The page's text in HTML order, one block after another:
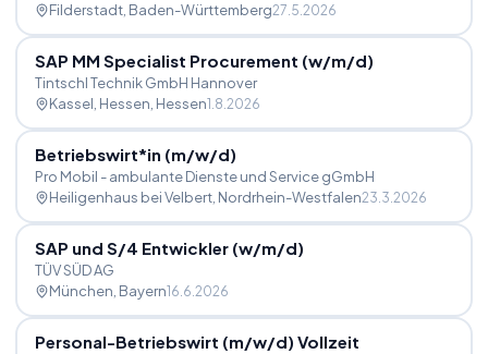
Filderstadt, Baden-Württemberg27.5.2026
SAP MM Specialist Procurement (w/m/d)
Tintschl Technik GmbH Hannover
Kassel, Hessen , Hessen1.8.2026
Betriebswirt*in (m/w/d)
Pro Mobil - ambulante Dienste und Service gGmbH
Heiligenhaus bei Velbert, Nordrhein-Westfalen23.3.2026
SAP und S/4 Entwickler (w/m/d)
TÜV SÜD AG
München , Bayern16.6.2026
Personal-Betriebswirt (m/w/d) Vollzeit